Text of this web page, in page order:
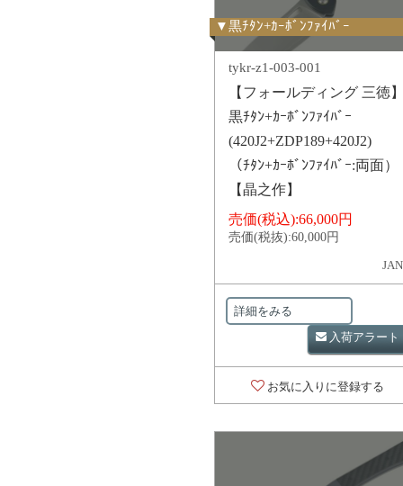
▼黒ﾁﾀﾝ+ｶｰﾎﾞﾝﾌｧｲﾊﾞｰ
tykr-z1-003-001
【フォールディング 三徳
黒ﾁﾀﾝ+ｶｰﾎﾞﾝﾌｧｲﾊﾞｰ
(420J2+ZDP189+420J2)
（ﾁﾀﾝ+ｶｰﾎﾞﾝﾌｧｲﾊﾞｰ:両面）
【晶之作】
売価(税込):66,000円
売価(税抜):60,000円
詳細をみる
入荷アラート
お気に入りに登録する